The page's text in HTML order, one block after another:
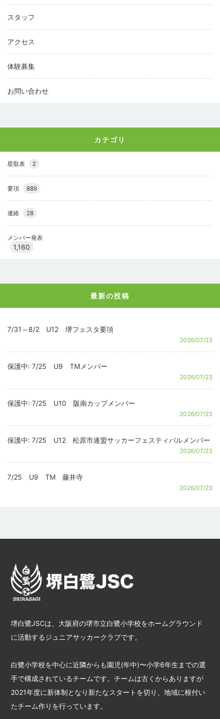
スタッフ
アクセス
体験募集
お問い合わせ
カテゴリ
星取表 2
要項 889
連絡 28
メンバー発表
1,160
最新の投稿
7/31～8/2 U12 堺フェスタ要項
2026/07/23
保護中: 7/25 U9 TMメンバー
2026/07/23
保護中: 7/25 U10 阪南カップメンバー
2026/07/23
保護中: 7/25 U12 松原市連盟サッカーフェスティバルメンバー
2026/07/23
7/25 U9 TM 藤井寺
2026/07/23
堺白鷺JSCは、大阪府の堺市立白鷺小学校をホームグラウンド
に活動するジュニアサッカークラブです。
白鷺小学校を中心に近隣からも園児(年中)〜小学6年生までの選
手で構成されているチームです。チームは古くからありますが
2021年度に新体制となり新たなスタートを切り、地域に根付い
たチーム作りを行っています。